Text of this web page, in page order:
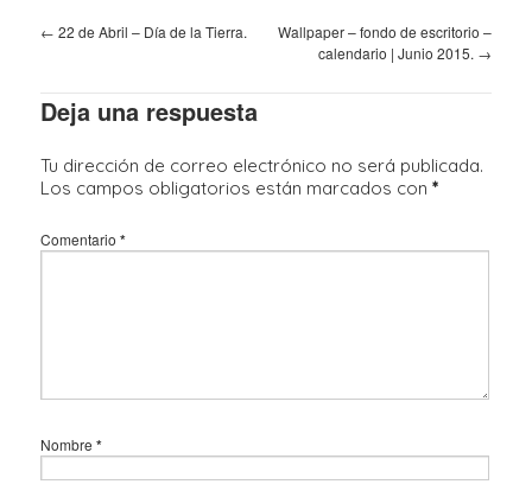
← 22 de Abril – Día de la Tierra.
Wallpaper – fondo de escritorio –
calendario | Junio 2015. →
Deja una respuesta
Tu dirección de correo electrónico no será publicada.
Los campos obligatorios están marcados con *
Comentario *
Nombre *